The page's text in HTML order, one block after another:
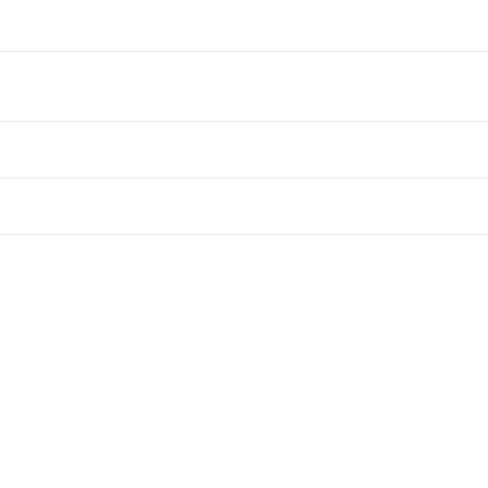
ou le procédé contesté ne reprend pas exactement la